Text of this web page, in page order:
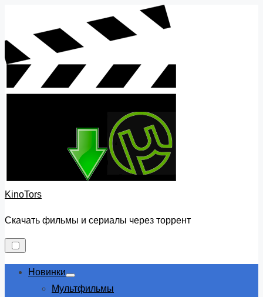
content
KinoTors
Скачать фильмы и сериалы через торрент
Новинки
Show
sub
Мультфильмы